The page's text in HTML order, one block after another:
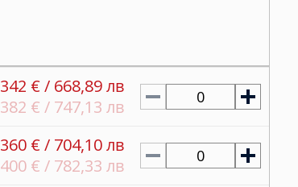
342 € / 668,89 лв
382 € / 747,13 лв 0
360 € / 704,10 лв
400 € / 782,33 лв 0